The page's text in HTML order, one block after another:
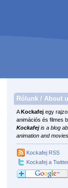
Rólunk / About
AKockafej egy
animációs és filmes
Kockafejis a blog
animation and movies.
Kockafej RSS
Kockafej a